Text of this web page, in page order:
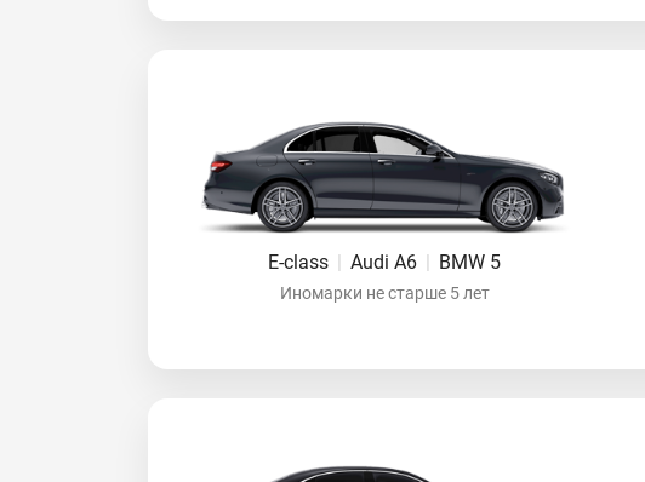
E-class | Audi A6 | BMW 5
Иномарки не старше 5 лет